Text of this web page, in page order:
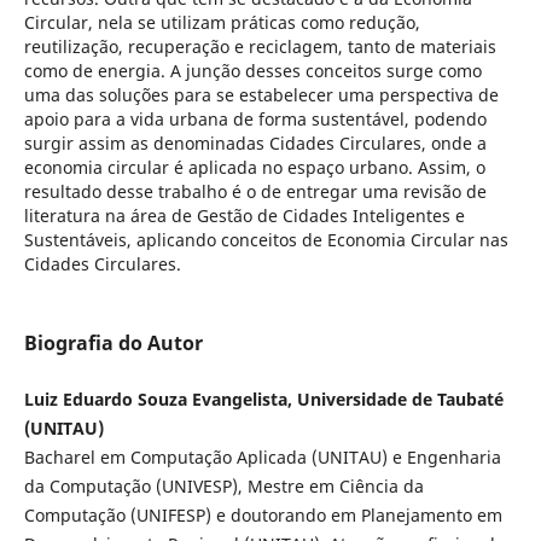
Circular, nela se utilizam práticas como redução,
reutilização, recuperação e reciclagem, tanto de materiais
como de energia. A junção desses conceitos surge como
uma das soluções para se estabelecer uma perspectiva de
apoio para a vida urbana de forma sustentável, podendo
surgir assim as denominadas Cidades Circulares, onde a
economia circular é aplicada no espaço urbano. Assim, o
resultado desse trabalho é o de entregar uma revisão de
literatura na área de Gestão de Cidades Inteligentes e
Sustentáveis, aplicando conceitos de Economia Circular nas
Cidades Circulares.
Biografia do Autor
Luiz Eduardo Souza Evangelista, Universidade de Taubaté
(UNITAU)
Bacharel em Computação Aplicada (UNITAU) e Engenharia
da Computação (UNIVESP), Mestre em Ciência da
Computação (UNIFESP) e doutorando em Planejamento em